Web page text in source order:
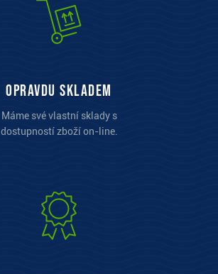
opravdu skladem
Máme své vlastní sklady s
dostupností zboží on-line.